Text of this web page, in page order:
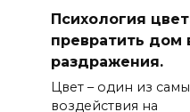
Психология
превратить дом
раздражения.
Цвет – один из
воздействия на